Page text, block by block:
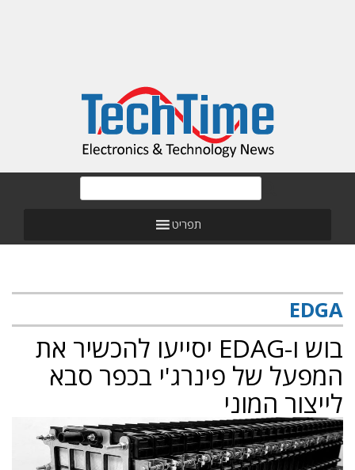
תפריט
EDGA
בוש ו-EDAG יסייעו להכשיר את
המפעל של פינרג'י בכפר סבא
לייצור המוני